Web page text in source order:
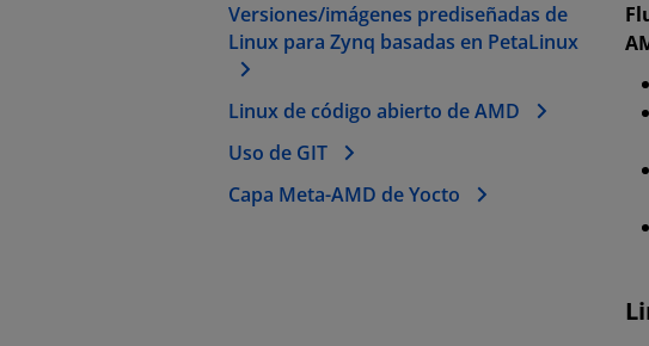
Versiones/imágenes prediseñadas de
Linux para Zynq basadas en PetaLinux
Linux de código abierto de AMD
Uso de GIT
Capa Meta-AMD de Yocto